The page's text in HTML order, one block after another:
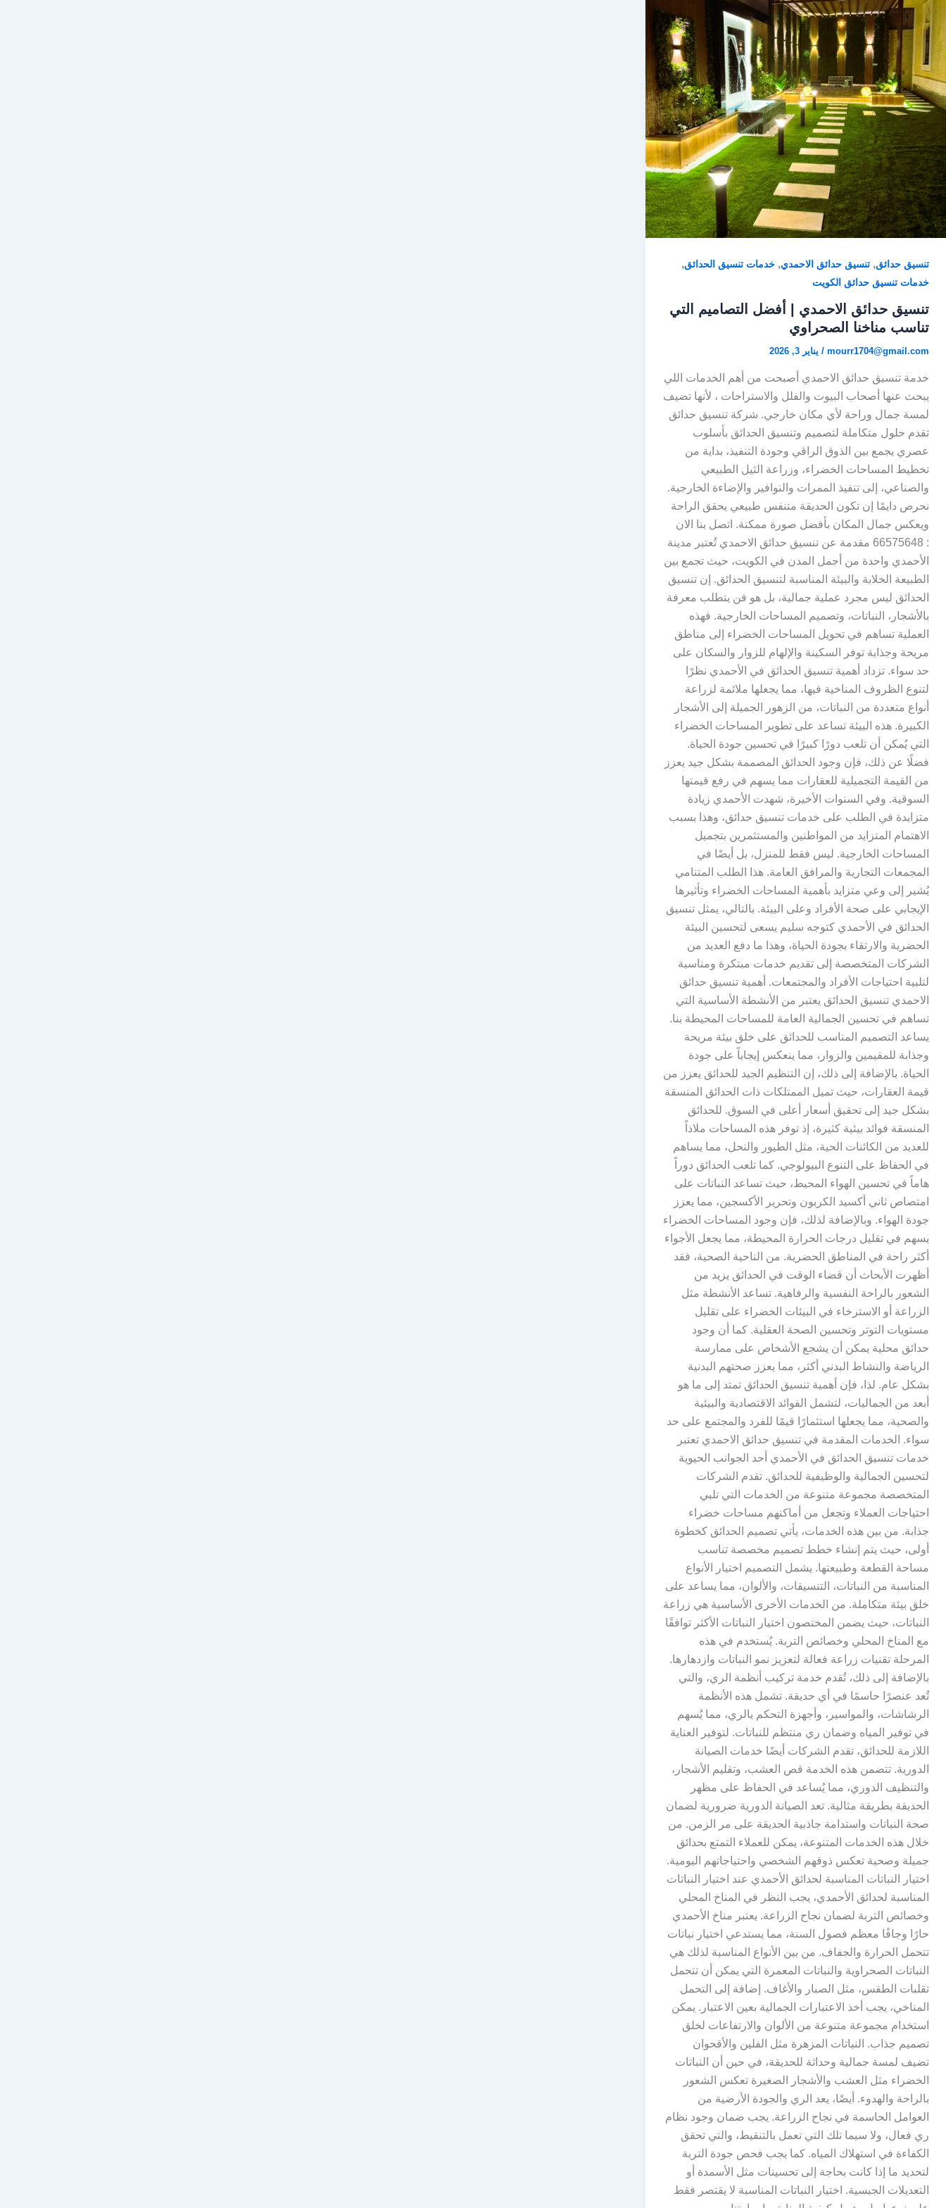
تنسيق حدائق, تنسيق حدائق الاحمدي, خدمات تنسيق الحدائق,
خدمات تنسيق حدائق الكويت
تنسيق حدائق الاحمدي | أفضل التصاميم التي
تناسب مناخنا الصحراوي
mourr1704@gmail.com
/ يناير 3, 2026
خدمة تنسيق حدائق الاحمدي أصبحت من أهم الخدمات اللي
يبحث عنها أصحاب البيوت والفلل والاستراحات ، لأنها تضيف
لمسة جمال وراحة لأي مكان خارجي. شركة تنسيق حدائق
تقدم حلول متكاملة لتصميم وتنسيق الحدائق بأسلوب
عصري يجمع بين الذوق الراقي وجودة التنفيذ، بداية من
تخطيط المساحات الخضراء، وزراعة الثيل الطبيعي
والصناعي، إلى تنفيذ الممرات والنوافير والإضاءة الخارجية.
نحرص دايمًا إن تكون الحديقة متنفس طبيعي يحقق الراحة
ويعكس جمال المكان بأفضل صورة ممكنة. اتصل بنا الان
: 66575648 مقدمة عن تنسيق حدائق الاحمدي تُعتبر مدينة
الأحمدي واحدة من أجمل المدن في الكويت، حيث تجمع بين
الطبيعة الخلابة والبيئة المناسبة لتنسيق الحدائق. إن تنسيق
الحدائق ليس مجرد عملية جمالية، بل هو فن يتطلب معرفة
بالأشجار، النباتات، وتصميم المساحات الخارجية. فهذه
العملية تساهم في تحويل المساحات الخضراء إلى مناطق
مريحة وجذابة توفر السكينة والإلهام للزوار والسكان على
حد سواء. تزداد أهمية تنسيق الحدائق في الأحمدي نظرًا
لتنوع الظروف المناخية فيها، مما يجعلها ملائمة لزراعة
أنواع متعددة من النباتات، من الزهور الجميلة إلى الأشجار
الكبيرة. هذه البيئة تساعد على تطوير المساحات الخضراء
التي يُمكن أن تلعب دورًا كبيرًا في تحسين جودة الحياة.
فضلًا عن ذلك، فإن وجود الحدائق المصممة بشكل جيد يعزز
من القيمة التجميلية للعقارات مما يسهم في رفع قيمتها
السوقية. وفي السنوات الأخيرة، شهدت الأحمدي زيادة
متزايدة في الطلب على خدمات تنسيق حدائق، وهذا بسبب
الاهتمام المتزايد من المواطنين والمستثمرين بتجميل
المساحات الخارجية. ليس فقط للمنزل، بل أيضًا في
المجمعات التجارية والمرافق العامة. هذا الطلب المتنامي
يُشير إلى وعي متزايد بأهمية المساحات الخضراء وتأثيرها
الإيجابي على صحة الأفراد وعلى البيئة. بالتالي، يمثل تنسيق
الحدائق في الأحمدي كتوجه سليم يسعى لتحسين البيئة
الحضرية والارتقاء بجودة الحياة، وهذا ما دفع العديد من
الشركات المتخصصة إلى تقديم خدمات مبتكرة ومناسبة
لتلبية احتياجات الأفراد والمجتمعات. أهمية تنسيق حدائق
الاحمدي تنسيق الحدائق يعتبر من الأنشطة الأساسية التي
تساهم في تحسين الجمالية العامة للمساحات المحيطة بنا.
يساعد التصميم المناسب للحدائق على خلق بيئة مريحة
وجذابة للمقيمين والزوار، مما ينعكس إيجاباً على جودة
الحياة. بالإضافة إلى ذلك، إن التنظيم الجيد للحدائق يعزز من
قيمة العقارات، حيث تميل الممتلكات ذات الحدائق المنسقة
بشكل جيد إلى تحقيق أسعار أعلى في السوق. للحدائق
المنسقة فوائد بيئية كثيرة، إذ توفر هذه المساحات ملاذاً
للعديد من الكائنات الحية، مثل الطيور والنحل، مما يساهم
في الحفاظ على التنوع البيولوجي. كما تلعب الحدائق دوراً
هاماً في تحسين الهواء المحيط، حيث تساعد النباتات على
امتصاص ثاني أكسيد الكربون وتحرير الأكسجين، مما يعزز
جودة الهواء. وبالإضافة لذلك، فإن وجود المساحات الخضراء
يسهم في تقليل درجات الحرارة المحيطة، مما يجعل الأجواء
أكثر راحة في المناطق الحضرية. من الناحية الصحية، فقد
أظهرت الأبحاث أن قضاء الوقت في الحدائق يزيد من
الشعور بالراحة النفسية والرفاهية. تساعد الأنشطة مثل
الزراعة أو الاسترخاء في البيئات الخضراء على تقليل
مستويات التوتر وتحسين الصحة العقلية. كما أن وجود
حدائق محلية يمكن أن يشجع الأشخاص على ممارسة
الرياضة والنشاط البدني أكثر، مما يعزز صحتهم البدنية
بشكل عام. لذا، فإن أهمية تنسيق الحدائق تمتد إلى ما هو
أبعد من الجماليات، لتشمل الفوائد الاقتصادية والبيئية
والصحية، مما يجعلها استثمارًا قيمًا للفرد والمجتمع على حد
سواء. الخدمات المقدمة في تنسيق حدائق الاحمدي تعتبر
خدمات تنسيق الحدائق في الأحمدي أحد الجوانب الحيوية
لتحسين الجمالية والوظيفية للحدائق. تقدم الشركات
المتخصصة مجموعة متنوعة من الخدمات التي تلبي
احتياجات العملاء وتجعل من أماكنهم مساحات خضراء
جذابة. من بين هذه الخدمات، يأتي تصميم الحدائق كخطوة
أولى، حيث يتم إنشاء خطط تصميم مخصصة تناسب
مساحة القطعة وطبيعتها. يشمل التصميم اختيار الأنواع
المناسبة من النباتات، التنسيقات، والألوان، مما يساعد على
خلق بيئة متكاملة. من الخدمات الأخرى الأساسية هي زراعة
النباتات، حيث يضمن المختصون اختيار النباتات الأكثر توافقًا
مع المناخ المحلي وخصائص التربة. يُستخدم في هذه
المرحلة تقنيات زراعة فعالة لتعزيز نمو النباتات وازدهارها.
بالإضافة إلى ذلك، تُقدم خدمة تركيب أنظمة الري، والتي
تُعد عنصرًا حاسمًا في أي حديقة. تشمل هذه الأنظمة
الرشاشات، والمواسير، وأجهزة التحكم بالري، مما يُسهم
في توفير المياه وضمان ري منتظم للنباتات. لتوفير العناية
اللازمة للحدائق، تقدم الشركات أيضًا خدمات الصيانة
الدورية. تتضمن هذه الخدمة قص العشب، وتقليم الأشجار،
والتنظيف الدوري، مما يُساعد في الحفاظ على مظهر
الحديقة بطريقة مثالية. تعد الصيانة الدورية ضرورية لضمان
صحة النباتات واستدامة جاذبية الحديقة على مر الزمن. من
خلال هذه الخدمات المتنوعة، يمكن للعملاء التمتع بحدائق
جميلة وصحية تعكس ذوقهم الشخصي واحتياجاتهم اليومية.
اختيار النباتات المناسبة لحدائق الأحمدي عند اختيار النباتات
المناسبة لحدائق الأحمدي، يجب النظر في المناخ المحلي
وخصائص التربة لضمان نجاح الزراعة. يعتبر مناخ الأحمدي
حارًا وجافًا معظم فصول السنة، مما يستدعي اختيار نباتات
تتحمل الحرارة والجفاف. من بين الأنواع المناسبة لذلك هي
النباتات الصحراوية والنباتات المعمرة التي يمكن أن تتحمل
تقلبات الطقس، مثل الصبار والأغاف. إضافة إلى التحمل
المناخي، يجب أخذ الاعتبارات الجمالية بعين الاعتبار. يمكن
استخدام مجموعة متنوعة من الألوان والارتفاعات لخلق
تصميم جذاب. النباتات المزهرة مثل الفلين والأقحوان
تضيف لمسة جمالية وحداثة للحديقة، في حين أن النباتات
الخضراء مثل العشب والأشجار الصغيرة تعكس الشعور
بالراحة والهدوء. أيضًا، يعد الري والجودة الأرضية من
العوامل الحاسمة في نجاح الزراعة. يجب ضمان وجود نظام
ري فعال، ولا سيما تلك التي تعمل بالتنقيط، والتي تحقق
الكفاءة في استهلاك المياه. كما يجب فحص جودة التربة
لتحديد ما إذا كانت بحاجة إلى تحسينات مثل الأسمدة أو
التعديلات الجبسية. اختيار النباتات المناسبة لا يقتصر فقط